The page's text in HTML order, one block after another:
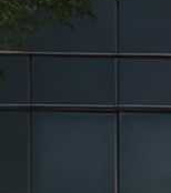
RÓWNIEŻ ELECTRIC